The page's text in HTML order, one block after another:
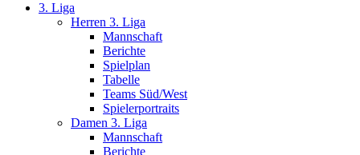
3. Liga
Herren 3. Liga
Mannschaft
Berichte
Spielplan
Tabelle
Teams Süd/West
Spielerportraits
Damen 3. Liga
Mannschaft
Berichte